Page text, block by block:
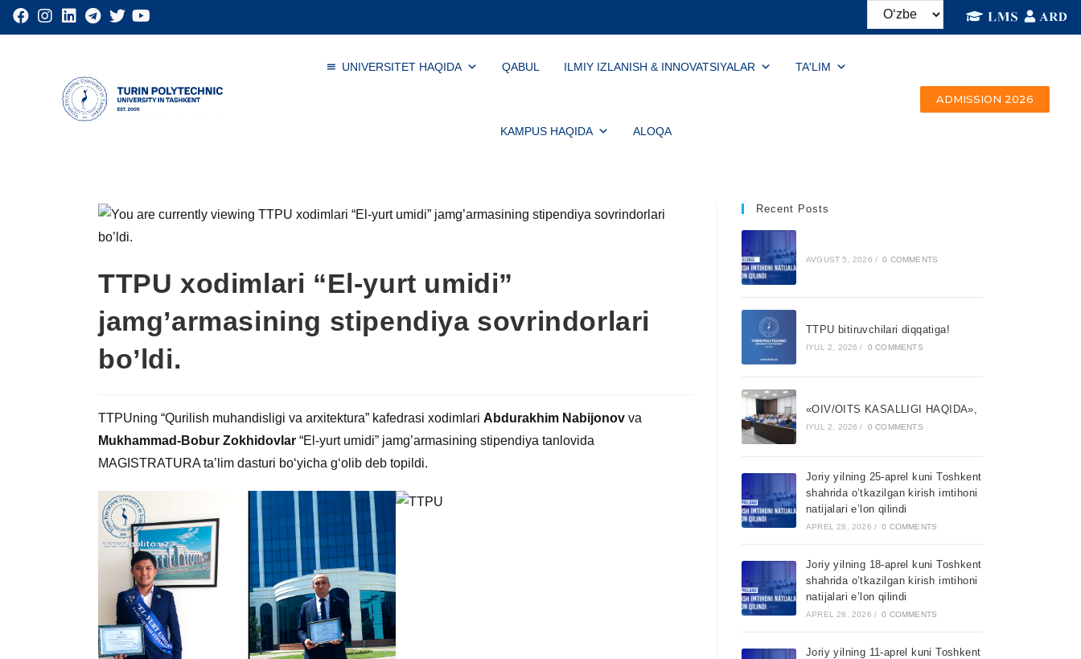
UNIVERSITET HAQIDA QABUL ILMIY IZLANISH & INNOVATSIYALAR TA'LIM
KAMPUS HAQIDA ALOQA
ADMISSION 2026
TTPU xodimlari “El-yurt umidi”
jamg’armasining stipendiya sovrindorlari
bo’ldi.
TTPUning “Qurilish muhandisligi va arxitektura” kafedrasi xodimlari Abdurakhim Nabijonov va
Mukhammad-Bobur Zokhidovlar “El-yurt umidi” jamg’armasining stipendiya tanlovida
MAGISTRATURA ta’lim dasturi bo‘yicha g‘olib deb topildi.
Recent Posts
AVGUST 5, 2026 / 0 COMMENTS
TTPU bitiruvchilari diqqatiga!
IYUL 2, 2026 / 0 COMMENTS
«OIV/OITS KASALLIGI HAQIDA»,
IYUL 2, 2026 / 0 COMMENTS
Joriy yilning 25-aprel kuni Toshkent
shahrida o’tkazilgan kirish imtihoni
natijalari e’lon qilindi
APREL 28, 2026 / 0 COMMENTS
Joriy yilning 18-aprel kuni Toshkent
shahrida o’tkazilgan kirish imtihoni
natijalari e’lon qilindi
APREL 28, 2026 / 0 COMMENTS
Joriy yilning 11-aprel kuni Toshkent